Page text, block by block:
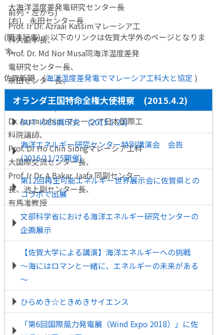
オランダ王国特命全権大使視察 (2015.4.2)
DUT-IOES調印式 (2015.1.22)
海洋エネルギー研究センター特別講演会 会告
(2016/11/25開催)
第12回再生可能エネルギー世界展示会に佐賀県との
コラボで出展
文部科学省における海洋エネルギー研究センターの
企画展示
【佐賀大学による講演】海洋エネルギーへの挑戦
～海にはロマンと一緒に、エネルギーの未来がある
～
ひらめき☆ときめきサイエンス
「第6回国際風力発電展（Wind Expo 2018）」に佐
大海洋温度差発電研究センター長
(右) 永田センター長
前列・左から)
Prof. Ir Dr. Azraai Kassimマレーシア工
科大副学長、
Prof. Dr. Md Nor Musa同海洋温度差発
電研究センター長、
永田センター長、
後列・左から)
Dr. Azran Azhim マレーシア日本国際工
科院講師、
Prof. Dr Ho Chin Siongマレーシア工科
大国際交流センター長、
Prof. Ir Dr. A Bakar Jaafa 同副センター
長、池上副センター長、
有馬准教授
(関連記事) ※以下のリンクは佐賀大学外のページとなりま
す。
佐賀新聞 (海洋温度差発電でマレーシア工科大と協定 )